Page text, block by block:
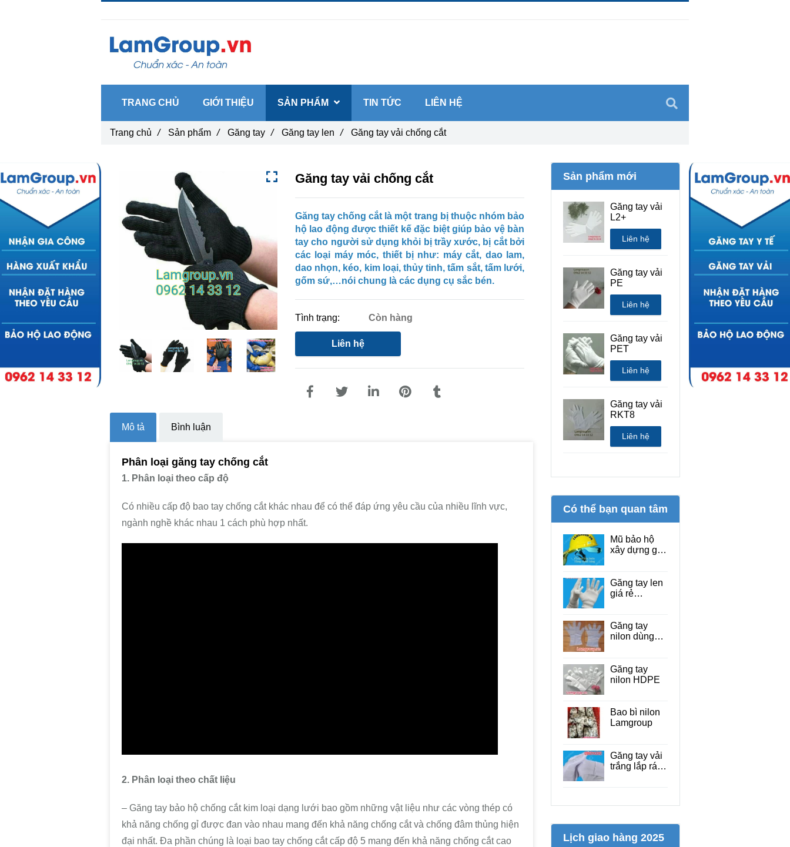
Găng tay vải chống cắt
Găng tay chống cắt là một trang bị thuộc nhóm bảo
hộ lao động được thiết kế đặc biệt giúp bảo vệ bàn
tay cho người sử dụng khỏi bị trầy xước, bị cắt bởi
các loại máy móc, thiết bị như: máy cắt, dao lam,
dao nhọn, kéo, kim loại, thủy tinh, tấm sắt, tấm lưới,
gốm sứ,…nói chung là các dụng cụ sắc bén.
Tình trạng: Còn hàng
Liên hệ
Mô tả Bình luận
Phân loại găng tay chống cắt
1. Phân loại theo cấp độ
Có nhiều cấp độ bao tay chống cắt khác nhau để có thể đáp ứng yêu cầu của nhiều lĩnh vực,
ngành nghề khác nhau 1 cách phù hợp nhất.
2. Phân loại theo chất liệu
– Găng tay bảo hộ chống cắt kim loại dạng lưới bao gồm những vật liệu như các vòng thép có
khả năng chống gỉ được đan vào nhau mang đến khả năng chống cắt và chống đâm thủng hiện
đại nhất. Đa phần chúng là loại bao tay chống cắt cấp độ 5 mang đến khả năng chống cắt cao
Sản phẩm mới
Găng tay vải
L2+
Liên hệ
Găng tay vải
PE
Liên hệ
Găng tay vải
PET
Liên hệ
Găng tay vải
RKT8
Liên hệ
Có thể bạn quan tâm
Mũ bảo hộ
xây dựng giá
Găng tay len
giá rẻ
Găng tay
nilon dùng
Găng tay
nilon HDPE
Bao bì nilon
Lamgroup
Găng tay vải
trắng lắp ráp
Lịch giao hàng 2025
Trang chủ / Sản phẩm / Găng tay / Găng tay len / Găng tay vải chống cắt
TRANG CHỦ GIỚI THIỆU SẢN PHẨM TIN TỨC LIÊN HỆ